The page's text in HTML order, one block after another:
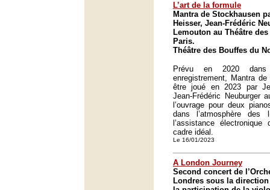
L’art de la formule
Mantra de Stockhausen
Heisser, Jean-Frédéric
Lemouton au Théâtre
Paris.
Théâtre des Bouffes du
Prévu en 2020
enregistrement, Mantra
être joué en 2023 par
Jean-Frédéric Neuburger
l’ouvrage pour deux
dans l’atmosphère
l’assistance
cadre idéal.
Le 16/01/2023
A London Journey
Second concert de
Londres sous la